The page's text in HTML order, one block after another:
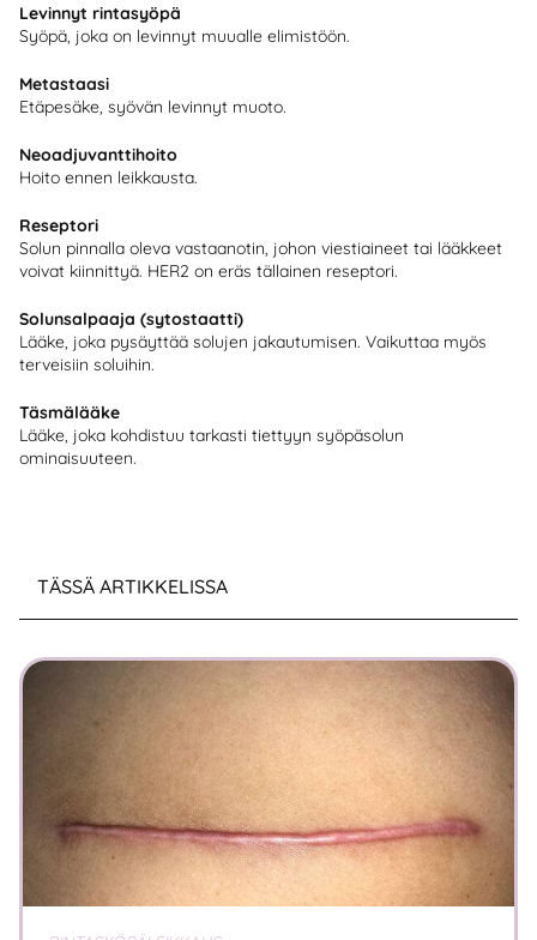
Levinnyt rintasyöpä
Syöpä, joka on levinnyt muualle elimistöön.
Metastaasi
Etäpesäke, syövän levinnyt muoto.
Neoadjuvanttihoito
Hoito ennen leikkausta.
Reseptori
Solun pinnalla oleva vastaanotin, johon viestiaineet tai lääkkeet
voivat kiinnittyä. HER2 on eräs tällainen reseptori.
Solunsalpaaja (sytostaatti)
Lääke, joka pysäyttää solujen jakautumisen. Vaikuttaa myös
terveisiin soluihin.
Täsmälääke
Lääke, joka kohdistuu tarkasti tiettyyn syöpäsolun
ominaisuuteen.
TÄSSÄ ARTIKKELISSA